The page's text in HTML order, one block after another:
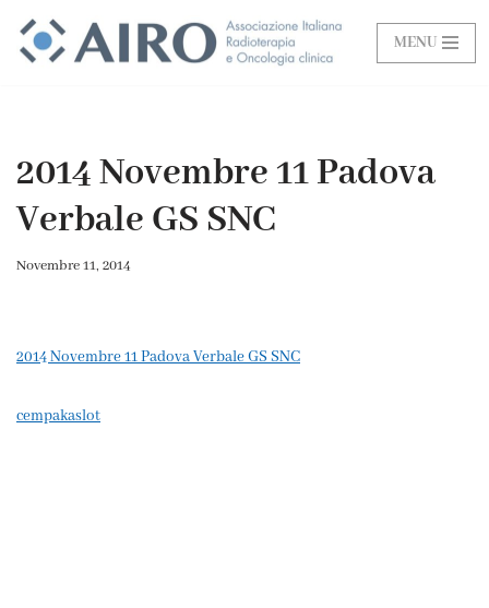
Vai
MENU
2014 Novembre 11 Padova
Verbale GS SNC
Novembre 11, 2014
2014 Novembre 11 Padova Verbale GS SNC
cempakaslot